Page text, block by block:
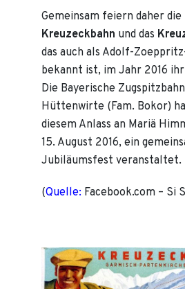
Gemeinsam feiern daher die
Kreuzeckbahn und das
das auch als Adolf-
bekannt ist, im Jahr 2016
Die Bayerische
Hüttenwirte (Fam. Bokor)
diesem Anlass an Mariä
15. August 2016, ein
Jubiläumsfest veranstaltet.
(Quelle: Facebook.com – Si